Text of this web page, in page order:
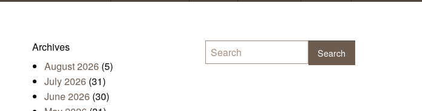
Archives
August 2026 (5)
July 2026 (31)
June 2026 (30)